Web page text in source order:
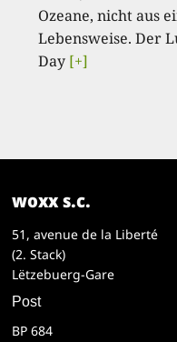
Ozeane, nicht aus
Lebensweise. Der
Day [+]
woxx s.c.
51, avenue de la Liberté
(2. Stack)
Lëtzebuerg-Gare
Post
BP 684